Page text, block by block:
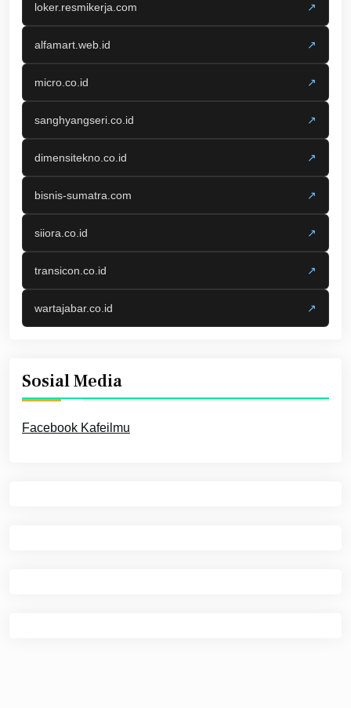
loker.resmikerja.com ↗
alfamart.web.id ↗
micro.co.id ↗
sanghyangseri.co.id ↗
dimensitekno.co.id ↗
bisnis-sumatra.com ↗
siiora.co.id ↗
transicon.co.id ↗
wartajabar.co.id ↗
Sosial Media
Facebook Kafeilmu